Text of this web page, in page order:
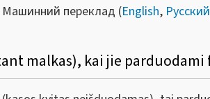
переклад (English, Русский